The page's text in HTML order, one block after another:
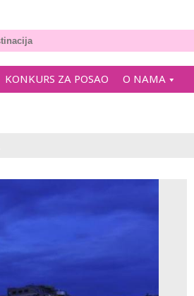
KONKURS ZA POSAO O NAMA